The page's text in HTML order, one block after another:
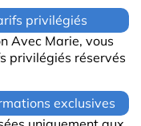
privilégiés
Avec Marie, vous
privilégiés réservés
exclusives